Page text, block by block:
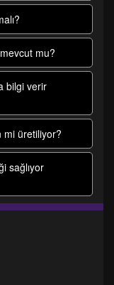
mu?
bilgi verir
mi üretiliyor?
sağlıyor